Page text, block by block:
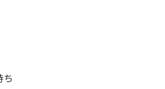
ち